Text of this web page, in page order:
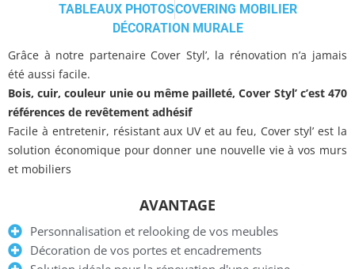
TABLEAUX PHOTOSCOVERING MOBILIER
DÉCORATION MURALE
Grâce à notre partenaire Cover Styl’, la rénovation n’a jamais
été aussi facile.
Bois, cuir, couleur unie ou même pailleté, Cover Styl’ c’est 470
références de revêtement adhésif
Facile à entretenir, résistant aux UV et au feu, Cover styl’ est la
solution économique pour donner une nouvelle vie à vos murs
et mobiliers
AVANTAGE
Personnalisation et relooking de vos meubles
Décoration de vos portes et encadrements